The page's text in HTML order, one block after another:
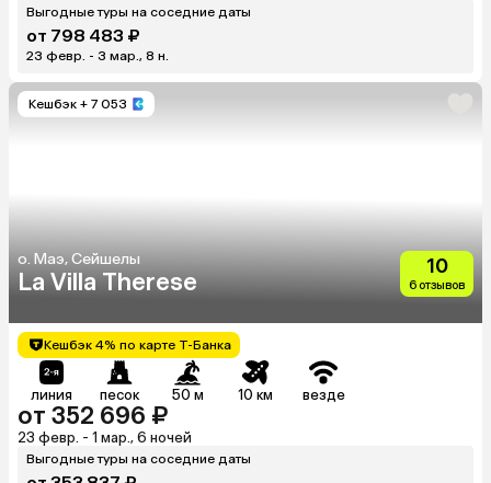
Выгодные туры на соседние даты
от 798 483 ₽
23 февр. - 3 мар., 8 н.
Кешбэк + 7 053
о. Маэ, Сейшелы
La Villa Therese
10
6 отзывов
Кешбэк 4% по карте Т-Банка
линия песок 50 м 10 км везде
от 352 696 ₽
23 февр. - 1 мар., 6 ночей
Выгодные туры на соседние даты